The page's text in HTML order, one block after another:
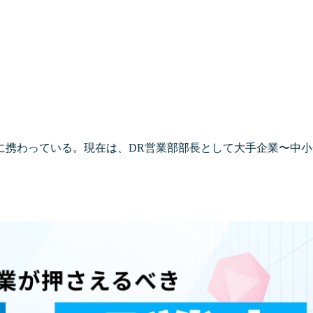
わっている。現在は、DR営業部部長として大手企業〜中